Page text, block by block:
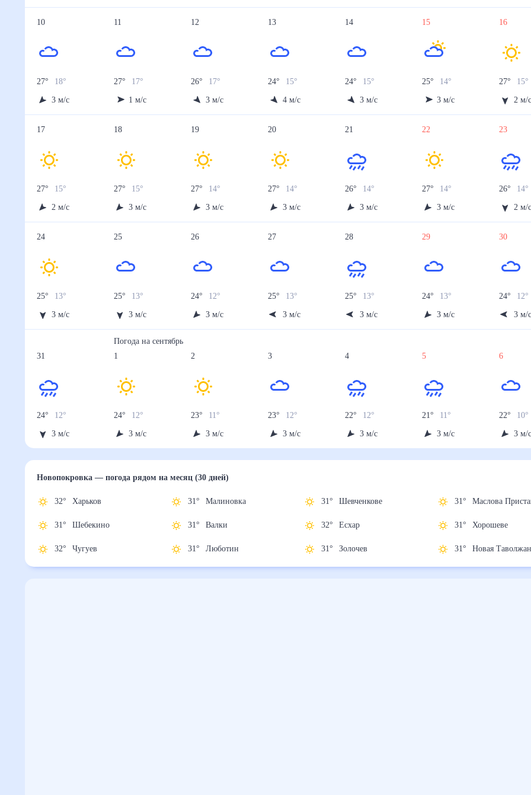
10
27° 18°
3 м/с
11
27° 17°
1 м/с
12
26° 17°
3 м/с
13
24° 15°
4 м/с
14
24° 15°
3 м/с
15
25° 14°
3 м/с
16
27° 15°
2 м/с
17
27° 15°
2 м/с
18
27° 15°
3 м/с
19
27° 14°
3 м/с
20
27° 14°
3 м/с
21
26° 14°
3 м/с
22
27° 14°
3 м/с
23
26° 14°
2 м/с
24
25° 13°
3 м/с
25
25° 13°
3 м/с
26
24° 12°
3 м/с
27
25° 13°
3 м/с
28
25° 13°
3 м/с
29
24° 13°
3 м/с
30
24° 12°
3 м/с
31
24° 12°
3 м/с
Погода насентябрь
1
24° 12°
3 м/с
2
23° 11°
3 м/с
3
23° 12°
3 м/с
4
22° 12°
3 м/с
5
21° 11°
3 м/с
6
22° 10°
3 м/с
Новопокровка— погода рядомна месяц (30 дней)
32° Харьков
31° Шебекино
32° Чугуев
31° Малиновка
31° Валки
31° Люботин
31° Шевченкове
32° Есхар
31° Золочев
31° Маслова
31° Хорошеве
31° Новая